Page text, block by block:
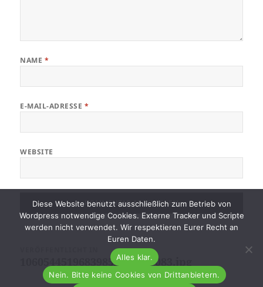
NAME *
E-MAIL-ADRESSE *
WEBSITE
10605445196839852949679083.jpg
Diese Website benutzt ausschließlich zum Betrieb von
Wordpress notwendige Cookies. Externe Tracker und Scripte
werden nicht verwendet. Wir respektieren Eurer Recht an
Euren Daten.
Alles klar.
Nein. Bitte keine Cookies von Drittanbietern.